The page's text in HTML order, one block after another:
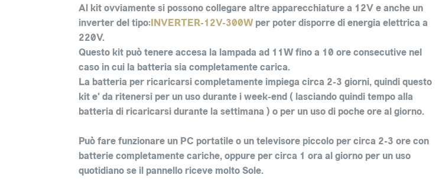
Al kit ovviamente si possono collegare altre apparecchiature a 12V e anche un
inverter del tipo:INVERTER-12V-300W per poter disporre di energia elettrica a
220V.
Questo kit può tenere accesa la lampada ad 11W fino a 10 ore consecutive nel
caso in cui la batteria sia completamente carica.
La batteria per ricaricarsi completamente impiega circa 2-3 giorni, quindi questo
kit e' da ritenersi per un uso durante i week-end ( lasciando quindi tempo alla
batteria di ricaricarsi durante la settimana ) o per un uso di poche ore al giorno.
Può fare funzionare un PC portatile o un televisore piccolo per circa 2-3 ore con
batterie completamente cariche, oppure per circa 1 ora al giorno per un uso
quotidiano se il pannello riceve molto Sole.